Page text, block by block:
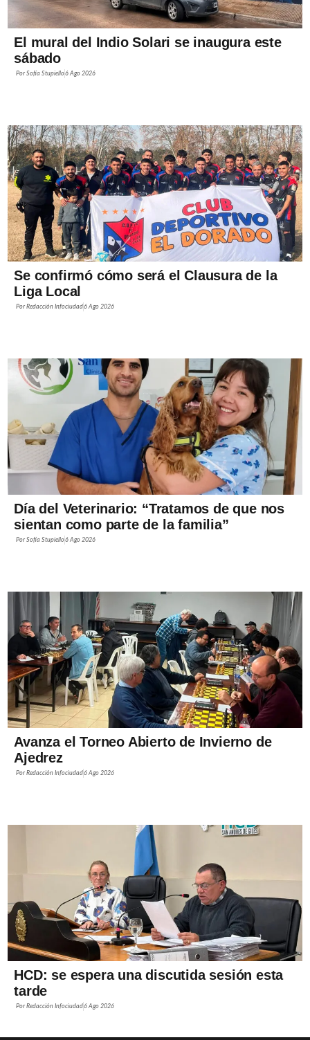
El mural del Indio Solari se inaugura este
sábado
PorSofía Stupiello6 Ago 2026
Se confirmó cómo será el Clausura de la
Liga Local
PorRedacción Infociudad6 Ago 2026
Día del Veterinario: “Tratamos de que nos
sientan como parte de la familia”
PorSofía Stupiello6 Ago 2026
Avanza el Torneo Abierto de Invierno de
Ajedrez
PorRedacción Infociudad6 Ago 2026
HCD: se espera una discutida sesión esta
tarde
PorRedacción Infociudad6 Ago 2026